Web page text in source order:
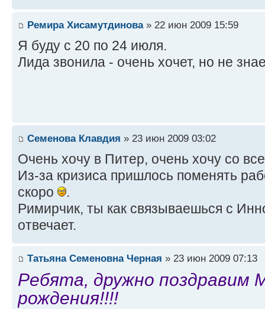
Ремира Хисамутдинова» 22 июн 2009 15:59
Я буду с 20 по 24 июля.
Лида звонила - очень хочет, но не
Семенова Клавдия » 23 июн 2009 03:02
Очень хочу в Питер, очень хочу со
Из-за кризиса пришлось поменять
скоро
.
Римирчик, ты как связываешься с
отвечает.
Татьяна Семеновна Черная » 23 июн 2009 07:13
Ребята, дружно поздравим
рождения!!!!